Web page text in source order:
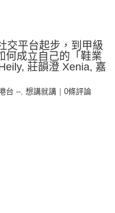
交平台起步，到甲級
何成立自己的「鞋業
莊韻澄 Xenia, 嘉
台 --, 想講就講 0條評論